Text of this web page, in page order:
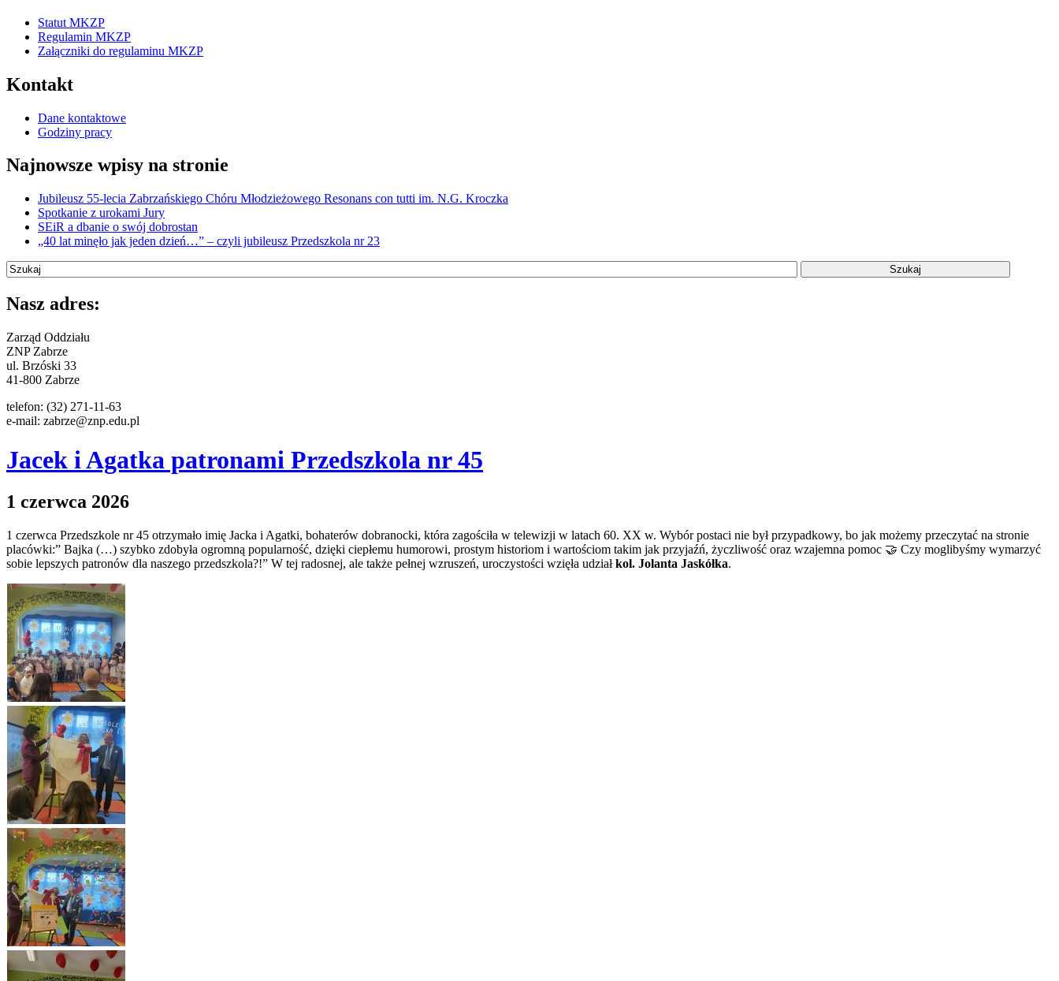
Statut MKZP
Regulamin MKZP
Załączniki do regulaminu MKZP
Kontakt
Dane kontaktowe
Godziny pracy
Najnowsze wpisy na stronie
Jubileusz 55-lecia Zabrzańskiego Chóru Młodzieżowego Resonans con tutti im. N.G. Kroczka
Spotkanie z urokami Jury
SEiR a dbanie o swój dobrostan
„40 lat minęło jak jeden dzień…” – czyli jubileusz Przedszkola nr 23
Nasz adres:
Zarząd Oddziału
ZNP Zabrze
ul. Brzóski 33
41-800 Zabrze
telefon: (32) 271-11-63
e-mail: zabrze@znp.edu.pl
Jacek i Agatka patronami Przedszkola nr 45
1 czerwca 2026
1 czerwca Przedszkole nr 45 otrzymało imię Jacka i Agatki, bohaterów dobranocki, która zagościła w telewizji w latach 60. XX w. Wybór postaci nie był przypadkowy, bo jak możemy przeczytać na stronie
placówki:” Bajka (…) szybko zdobyła ogromną popularność, dzięki ciepłemu humorowi, prostym historiom i wartościom takim jak przyjaźń, życzliwość oraz wzajemna pomoc 🤝 Czy moglibyśmy wymarzyć
sobie lepszych patronów dla naszego przedszkola?!” W tej radosnej, ale także pełnej wzruszeń, uroczystości wzięła udziałkol. Jolanta Jaskółka.